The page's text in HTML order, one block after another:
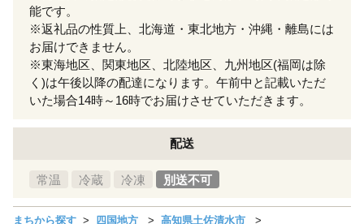
能です。
※返礼品の性質上、北海道・東北地方・沖縄・離島には
お届けできません。
※東海地区、関東地区、北陸地区、九州地区(福岡は除
く)は午後以降の配達になります。午前中と記載いただ
いた場合14時～16時でお届けさせていただきます。
配送
常温 冷蔵 冷凍 別送不可
まちから探す 四国地方 高知県土佐清水市